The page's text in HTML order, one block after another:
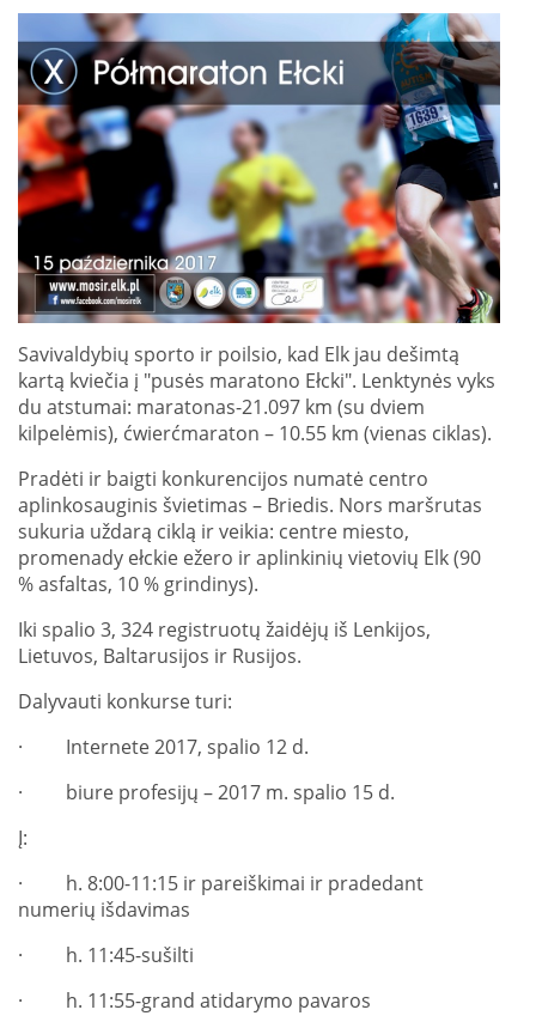
Savivaldybių sporto ir poilsio, kad Elk jau dešimtą
kartą kviečia į "pusės maratono Ełcki". Lenktynės vyks
du atstumai: maratonas-21.097 km (su dviem
kilpelėmis), ćwierćmaraton – 10.55 km (vienas ciklas).
Pradėti ir baigti konkurencijos numatė centro
aplinkosauginis švietimas – Briedis. Nors maršrutas
sukuria uždarą ciklą ir veikia: centre miesto,
promenady ełckie ežero ir aplinkinių vietovių Elk (90
% asfaltas, 10 % grindinys).
Iki spalio 3, 324 registruotų žaidėjų iš Lenkijos,
Lietuvos, Baltarusijos ir Rusijos.
Dalyvauti konkurse turi:
· Internete 2017, spalio 12 d.
· biure profesijų – 2017 m. spalio 15 d.
Į:
· h. 8:00-11:15 ir pareiškimai ir pradedant
numerių išdavimas
· h. 11:45-sušilti
· h. 11:55-grand atidarymo pavaros